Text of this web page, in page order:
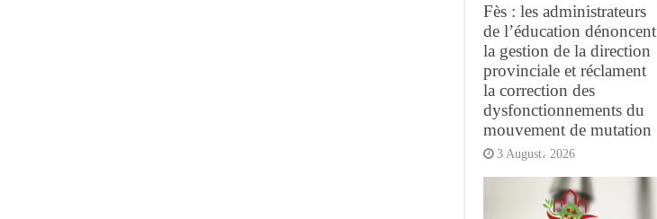
Fès : les administrateurs
de l’éducation dénoncent
la gestion de la direction
provinciale et réclament
la correction des
dysfonctionnements du
mouvement de mutation
3 August، 2026